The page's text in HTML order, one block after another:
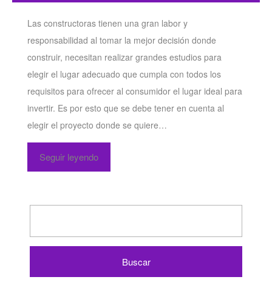
Las constructoras tienen una gran labor y
responsabilidad al tomar la mejor decisión donde
construir, necesitan realizar grandes estudios para
elegir el lugar adecuado que cumpla con todos los
requisitos para ofrecer al consumidor el lugar ideal para
invertir. Es por esto que se debe tener en cuenta al
elegir el proyecto donde se quiere…
Seguir leyendo